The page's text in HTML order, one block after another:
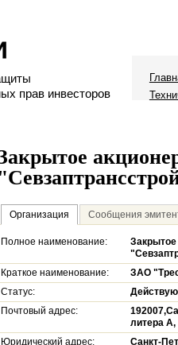
прав инвесторов
Организация Сообщения
Полное наименование:
Закрытое
Краткое наименование:
ЗАО
Статус:
Почтовый адрес:
литера
Юридический адрес:
Санкт-